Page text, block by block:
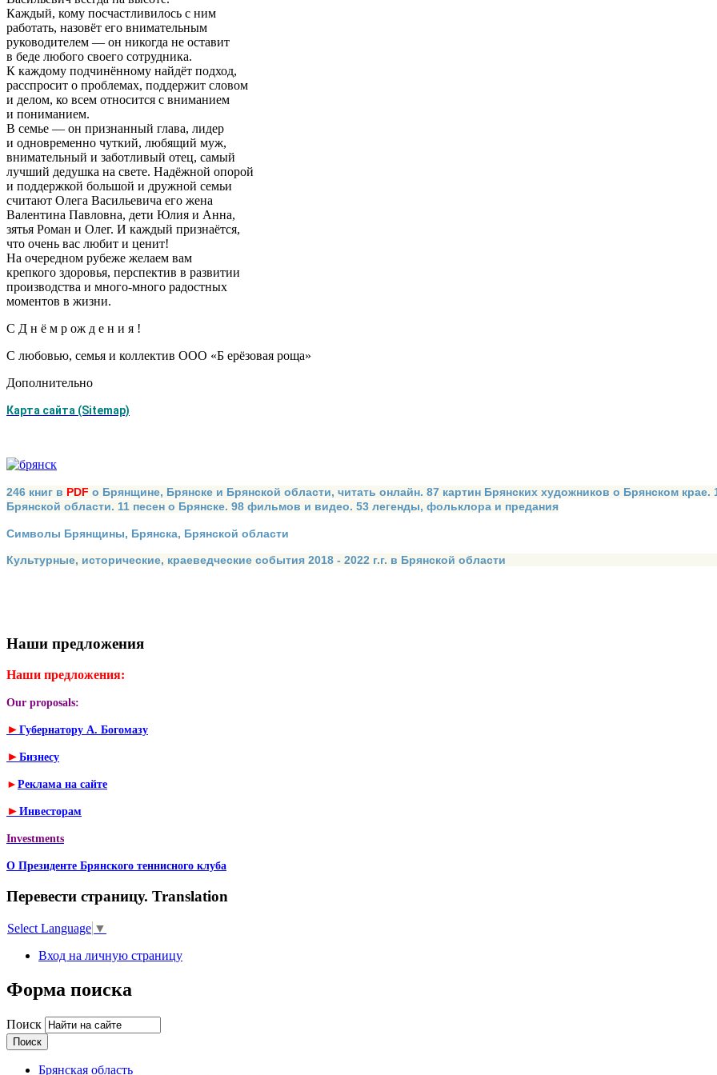
Каждый, кому посчастливилось с ним
работать, назовёт его внимательным
руководителем — он никогда не оставит
в беде любого своего сотрудника.
К каждому подчинённому найдёт подход,
расспросит о проблемах, поддержит словом
и делом, ко всем относится с вниманием
и пониманием.
В семье — он признанный глава, лидер
и одновременно чуткий, любящий муж,
внимательный и заботливый отец, самый
лучший дедушка на свете. Надёжной опорой
и поддержкой большой и дружной семьи
считают Олега Васильевича его жена
Валентина Павловна, дети Юлия и Анна,
зятья Роман и Олег. И каждый признаётся,
что очень вас любит и ценит!
На очередном рубеже желаем вам
крепкого здоровья, перспектив в развитии
производства и много-много радостных
моментов в жизни.
С Д н ё м р ож д е н и я !
С любовью, семья и коллектив ООО «Б ерёзовая роща»
Дополнительно
Карта сайта (Sitemap)
246 книг в PDF о Брянщине, Брянске и Брянской области, читать онлайн. 87 картин Брянских художников о Брянском
Брянской области. 11 песен о Брянске. 98 фильмов и видео. 53 легенды, фольклора и предания
Символы Брянщины, Брянска, Брянской области
Культурные, исторические, краеведческие события 2018 - 2022 г.г. в Брянской области
Наши предложения
Наши предложения:
Our proposals:
► Губернатору А. Богомазу
► Бизнесу
► Реклама на сайте
► Инвесторам
Investments
О Президенте Брянского теннисного клуба
Перевести страницу. Translation
Select Language ▼
Вход на личную страницу
Форма поиска
Поиск
Брянская область